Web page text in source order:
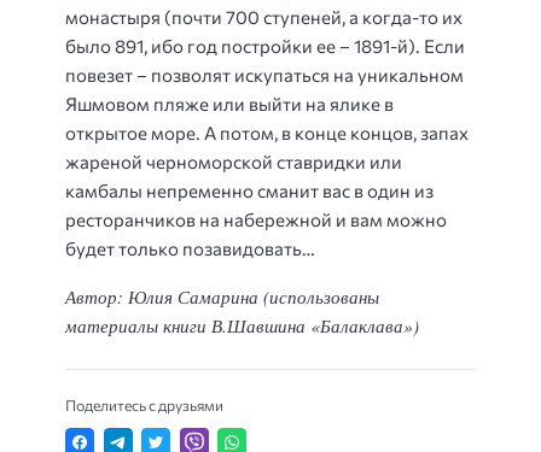
монастыря (почти 700 ступеней, а когда-то их
было 891, ибо год постройки ее – 1891-й). Если
повезет – позволят искупаться на уникальном
Яшмовом пляже или выйти на ялике в
открытое море. А потом, в конце концов, запах
жареной черноморской ставридки или
камбалы непременно сманит вас в один из
ресторанчиков на набережной и вам можно
будет только позавидовать…
Автор: Юлия Самарина (использованы
материалы книги В.Шавшина «Балаклава»)
Поделитесь с друзьями